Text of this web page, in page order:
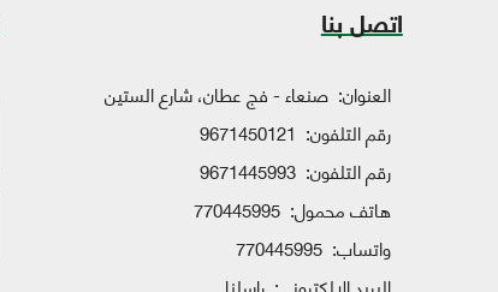
اتصل بنا
العنوان: صنعاء - فج عطان، شارع الستين
رقم التلفون: 9671450121
رقم التلفون: 9671445993
هاتف محمول: 770445995
واتساب: 770445995